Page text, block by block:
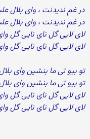
در غمِ ندیدنت ، وای بلال
در غمِ ندیدنت ، وای بلال
لای لایی گل نای نایی گل
لای لایی گل نای نایی گل
تو بیو تی ما بنشین وای
تو بیو تی ما بنشین وای
لای لایی گل نای نایی گل
لای لایی گل نای نایی گل